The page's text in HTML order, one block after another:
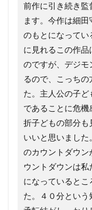
前作に引き続き
ます。今作は細
のもとになって
に見れるこの作
のですが、デジモ
るので、こっちの
た。主人公の子ど
であることに危
折子どもの部分も
いいと思いまし
のカウントダウン
ウントダウンは私
になっているとこ
た。４０分とい